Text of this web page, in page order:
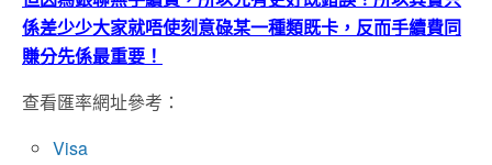
係差少少大家就唔使刻意碌某一種類既卡，反而手續費同
賺分先係最重要！
查看匯率網址參考：
Visa